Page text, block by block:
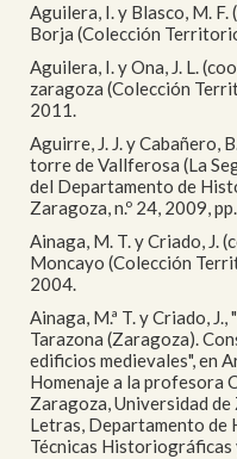
Aguilera, I. y Blasco, M. F.
Borja (Colección
Aguilera, I. y Ona, J. L.
zaragoza (Colección
2011.
Aguirre, J. J. y Cabañero,
torre de Vallferosa (La
del Departamento de
Zaragoza, n.º 24, 2009,
Ainaga, M. T. y Criado, J.
Moncayo (Colección
2004.
Ainaga, M.ª T. y Criado,
Tarazona (Zaragoza).
edificios medievales", en
Homenaje a la profesora
Zaragoza, Universidad
Letras, Departamento de
Técnicas Historiográficas